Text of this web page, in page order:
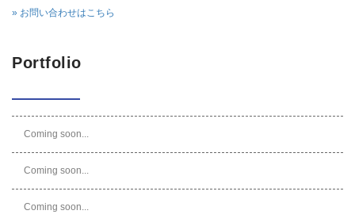
» お問い合わせはこちら
Portfolio
Coming soon...
Coming soon...
Coming soon...